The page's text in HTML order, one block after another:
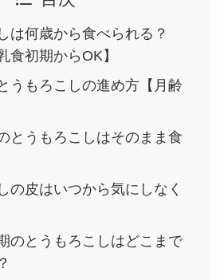
は何歳から食べられる？
食初期からOK】
うもろこしの進め方【月齢
とうもろこしはそのまま食
の皮はいつから気にしなく
のとうもろこしはどこまで